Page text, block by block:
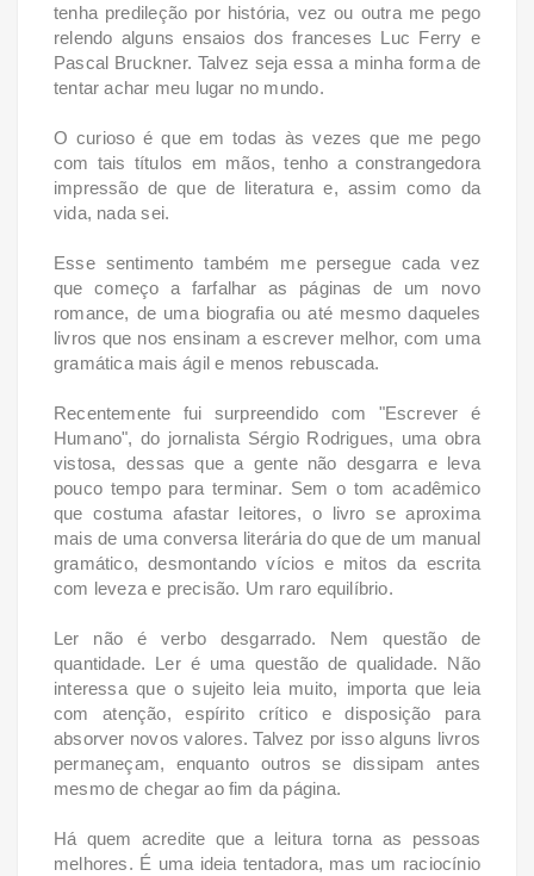
tenha predileção por história, vez ou outra me pego
relendo alguns ensaios dos franceses Luc Ferry e
Pascal Bruckner. Talvez seja essa a minha forma de
tentar achar meu lugar no mundo.
O curioso é que em todas às vezes que me pego
com tais títulos em mãos, tenho a constrangedora
impressão de que de literatura e, assim como da
vida, nada sei.
Esse sentimento também me persegue cada vez
que começo a farfalhar as páginas de um novo
romance, de uma biografia ou até mesmo daqueles
livros que nos ensinam a escrever melhor, com uma
gramática mais ágil e menos rebuscada.
Recentemente fui surpreendido com "Escrever é
Humano", do jornalista Sérgio Rodrigues, uma obra
vistosa, dessas que a gente não desgarra e leva
pouco tempo para terminar. Sem o tom acadêmico
que costuma afastar leitores, o livro se aproxima
mais de uma conversa literária do que de um manual
gramático, desmontando vícios e mitos da escrita
com leveza e precisão. Um raro equilíbrio.
Ler não é verbo desgarrado. Nem questão de
quantidade. Ler é uma questão de qualidade. Não
interessa que o sujeito leia muito, importa que leia
com atenção, espírito crítico e disposição para
absorver novos valores. Talvez por isso alguns livros
permaneçam, enquanto outros se dissipam antes
mesmo de chegar ao fim da página.
Há quem acredite que a leitura torna as pessoas
melhores. É uma ideia tentadora, mas um raciocínio